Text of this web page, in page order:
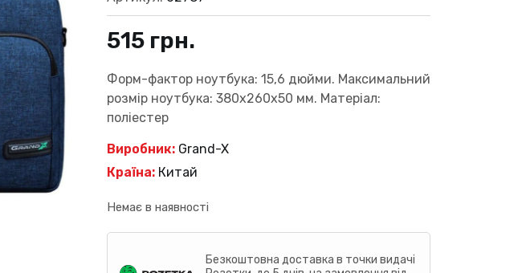
515 грн.
Форм-фактор ноутбука: 15,6 дюйми. Максимальний
розмір ноутбука: 380х260х50 мм. Матеріал:
поліестер
Виробник:Grand-X
Країна:Китай
Немає в наявності
Безкоштовна доставка в точки видачі